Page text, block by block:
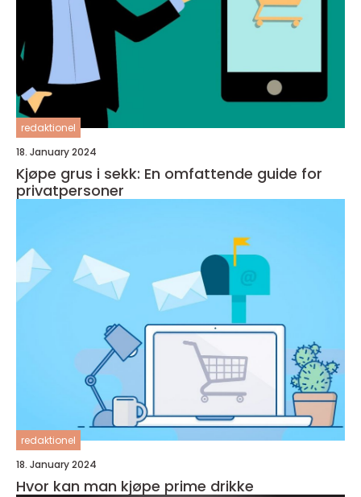
redaktionel
18. January 2024
Kjøpe grus i sekk: En omfattende guide for
privatpersoner
redaktionel
18. January 2024
Hvor kan man kjøpe prime drikke